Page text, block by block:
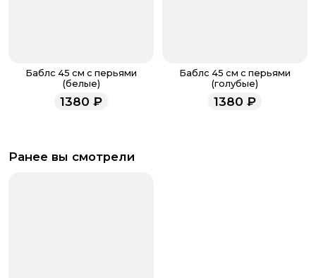
Баблс 45 см с перьями
(белые)
1380 ₽
Баблс 45 см с перьями
(голубые)
1380 ₽
Ранее вы смотрели